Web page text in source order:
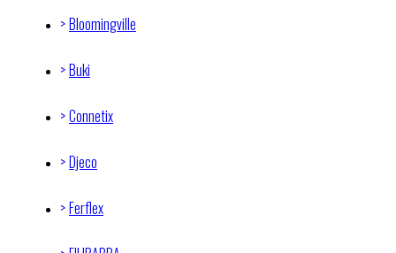
Bloomingville
Buki
Connetix
Djeco
Ferflex